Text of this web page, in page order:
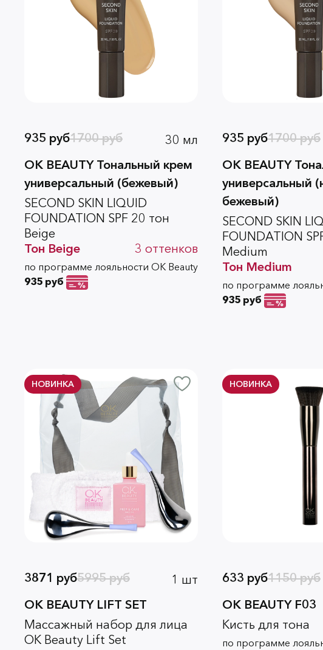
1700 руб
935 руб
30 мл
OK BEAUTY Тональный крем
универсальный (бежевый)
SECOND SKIN LIQUID
FOUNDATION SPF 20 тон
Beige
Тон Beige 3 оттенков
по программе лояльности OK Beauty
935 руб
1700 руб
935 руб
OK BEAUTY
универсальный
бежевый)
SECOND SKIN
FOUNDATION
Medium
Тон Medium
по программе
935 руб
НОВИНКА
5995 руб
3871 руб
1 шт
OK BEAUTY LIFT SET
Массажный набор для лица
OK Beauty Lift Set
НОВИНКА
1150 руб
633 руб
OK BEAUTY F03
Кисть для тона
по программе